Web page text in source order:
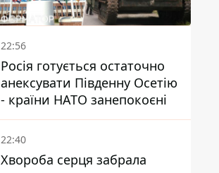
22:56
Росія готується остаточно
анексувати Південну Осетію
- країни НАТО занепокоєні
22:40
Хвороба серця забрала